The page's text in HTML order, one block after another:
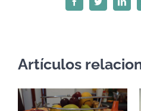
FacebookTwitter
Artículos